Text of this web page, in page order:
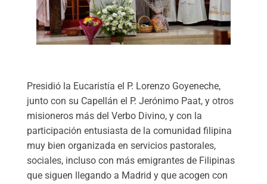
Presidió la Eucaristía el P. Lorenzo Goyeneche,
junto con su Capellán el P. Jerónimo Paat, y otros
misioneros más del Verbo Divino, y con la
participación entusiasta de la comunidad filipina
muy bien organizada en servicios pastorales,
sociales, incluso con más emigrantes de Filipinas
que siguen llegando a Madrid y que acogen con